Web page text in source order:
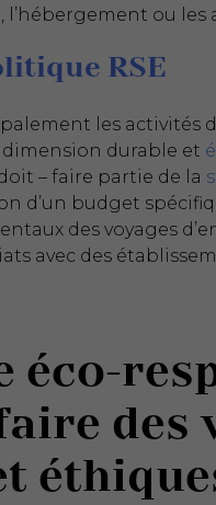
ou les
RSE
les activités
dimension durable et
– faire partie de la
d’un budget
des voyages
avec des
éco-
des